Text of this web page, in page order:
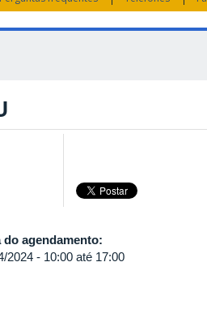
do agendamento:
2024 - 10:00 até 17:00